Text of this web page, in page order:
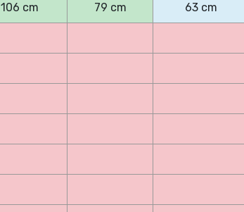
106 cm 79 cm 63 cm